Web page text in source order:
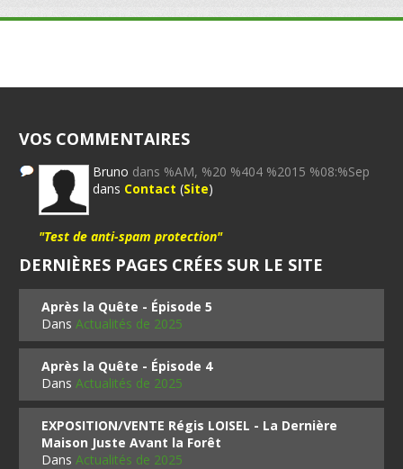
VOS COMMENTAIRES
Bruno dans %AM, %20 %404 %2015 %08:%Sep
dans Contact (Site)
"Test de anti-spam protection"
DERNIÈRES PAGES CRÉES SUR LE SITE
Après la Quête - Épisode 5
DansActualités de 2025
Après la Quête - Épisode 4
DansActualités de 2025
EXPOSITION/VENTE Régis LOISEL - La Dernière
Maison Juste Avant la Forêt
DansActualités de 2025